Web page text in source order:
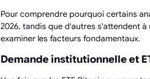
Pour comprendre pourquoi certains
2026, tandis que d'autres s'attendent
examiner les facteurs fondamentaux.
Demande institutionnelle et